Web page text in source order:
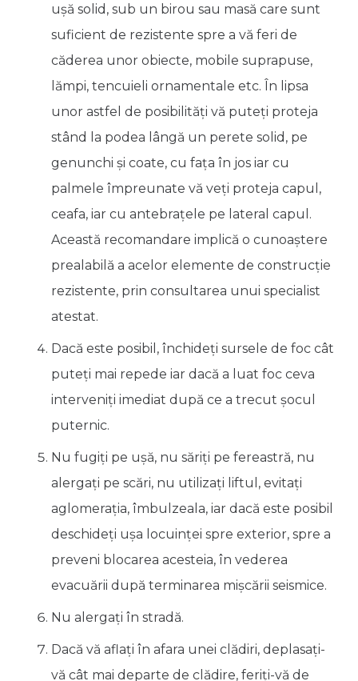
uşă solid, sub un birou sau masă care sunt
suficient de rezistente spre a vă feri de
căderea unor obiecte, mobile suprapuse,
lămpi, tencuieli ornamentale etc. În lipsa
unor astfel de posibilităţi vă puteţi proteja
stând la podea lângă un perete solid, pe
genunchi şi coate, cu faţa în jos iar cu
palmele împreunate vă veţi proteja capul,
ceafa, iar cu antebraţele pe lateral capul.
Această recomandare implică o cunoaştere
prealabilă a acelor elemente de construcţie
rezistente, prin consultarea unui specialist
atestat.
Dacă este posibil, închideţi sursele de foc cât
puteţi mai repede iar dacă a luat foc ceva
interveniţi imediat după ce a trecut şocul
puternic.
Nu fugiţi pe uşă, nu săriţi pe fereastră, nu
alergaţi pe scări, nu utilizaţi liftul, evitaţi
aglomeraţia, îmbulzeala, iar dacă este posibil
deschideţi uşa locuinţei spre exterior, spre a
preveni blocarea acesteia, în vederea
evacuării după terminarea mişcării seismice.
Nu alergaţi în stradă.
Dacă vă aflaţi în afara unei clădiri, deplasaţi-
vă cât mai departe de clădire, feriţi-vă de